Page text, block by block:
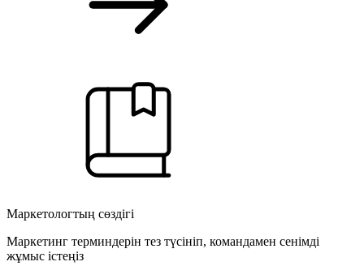
Маркетологтың сөздігі
Маркетинг терминдерін тез түсініп, командамен сенімді
жұмыс істеңіз